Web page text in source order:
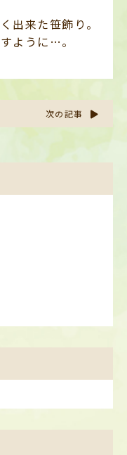
出来た笹飾り。
ように…。
次の記事